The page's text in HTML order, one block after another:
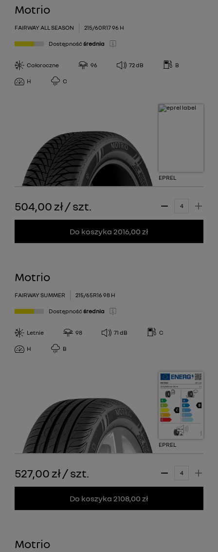
Motrio
FAIRWAY ALL SEASON 215/60R17 96 H
Dostępność średnia
Całoroczne 96 72dB B
H C
EPREL
504,00 zł/szt.
Do koszyka 2016,00 zł
Motrio
FAIRWAY SUMMER 215/65R16 98 H
Dostępność średnia
Letnie 98 71 dB C
H B
EPREL
527,00 zł/szt.
Do koszyka 2108,00 zł
Motrio